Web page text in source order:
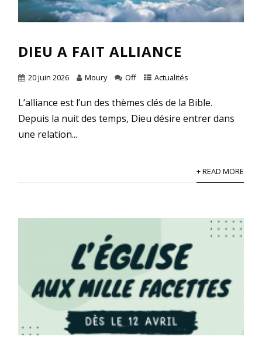
DIEU A FAIT ALLIANCE
20 juin 2026 Moury Off Actualités
L’alliance est l’un des thèmes clés de la Bible.
Depuis la nuit des temps, Dieu désire entrer dans
une relation...
+ READ MORE